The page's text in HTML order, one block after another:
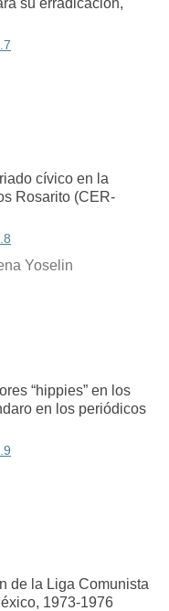
su erradicación,
cívico en la
Rosarito (CER-
Yoselin
“hippies” en los
en los periódicos
de la Liga Comunista
1973-1976